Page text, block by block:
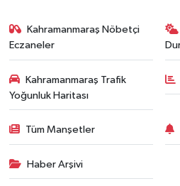
Kahramanmaraş Nöbetçi
Eczaneler
Kahramanmaraş Trafik
Yoğunluk Haritası
Tüm Manşetler
Haber Arşivi